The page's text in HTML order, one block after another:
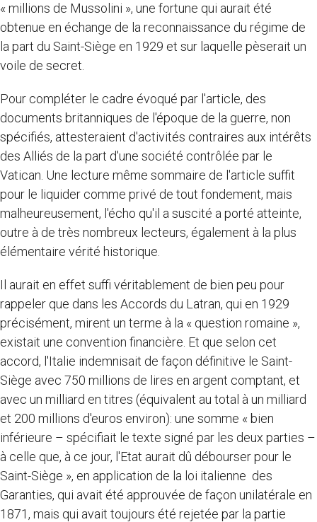
« millions de Mussolini », une fortune qui aurait été
obtenue en échange de la reconnaissance du régime de
la part du Saint-Siège en 1929 et sur laquelle pèserait un
voile de secret.
Pour compléter le cadre évoqué par l'article, des
documents britanniques de l'époque de la guerre, non
spécifiés, attesteraient d'activités contraires aux intérêts
des Alliés de la part d'une société contrôlée par le
Vatican. Une lecture même sommaire de l'article suffit
pour le liquider comme privé de tout fondement, mais
malheureusement, l'écho qu'il a suscité a porté atteinte,
outre à de très nombreux lecteurs, également à la plus
élémentaire vérité historique.
Il aurait en effet suffi véritablement de bien peu pour
rappeler que dans les Accords du Latran, qui en 1929
précisément, mirent un terme à la « question romaine »,
existait une convention financière. Et que selon cet
accord, l'Italie indemnisait de façon définitive le Saint-
Siège avec 750 millions de lires en argent comptant, et
avec un milliard en titres (équivalent au total à un milliard
et 200 millions d'euros environ): une somme « bien
inférieure – spécifiait le texte signé par les deux parties –
à celle que, à ce jour, l'Etat aurait dû débourser pour le
Saint-Siège », en application de la loi italienne des
Garanties, qui avait été approuvée de façon unilatérale en
1871, mais qui avait toujours été rejetée par la partie